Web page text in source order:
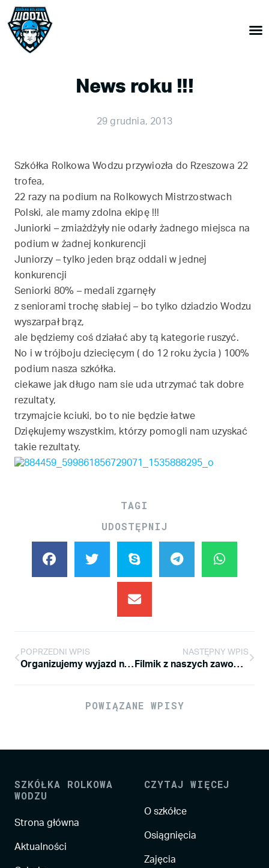
News roku !!!
29 grudnia, 2013
Szkółka Rolkowa Wodzu przywiozła do Rzeszowa 22
trofea,
22 razy na podium na Rolkowych Mistrzostwach
Polski, ale mamy zdolna ekipę !!!
Juniorki – zmiażdżyły nie odarły żadnego miejsca na
podium w żadnej konkurencji
Juniorzy – tylko jeden brąz oddali w jednej
konkurencji
Seniorki 80% – medali zgarnęły
z seniorami trochę słabiej – bo tylko dziadzio Wodzu
wyszarpał brąz,
ale będziemy coś działać aby tą kategorie ruszyć.
No i w trójboju dziecięcym ( do 12 roku życia ) 100%
podium nasza szkółka.
ciekawe jak długo nam sie uda utrzymać tak dobre
rezultaty,
trzymajcie kciuki, bo to nie będzie łatwe
Dziękujemy wszystkim, którzy pomogli nam uzyskać
takie rezultaty.
TAGI
UDOSTĘPNIJ
POPRZEDNI WPIS
Organizujemy wyjazd na Rolkowe Mistrzostwa Polski
NASTĘPNY WPIS
Filmik z naszych zawodów Rzeszów slalom Battle
POWIĄZANE WPISY
SZKÓŁKA ROLKOWA
WODZU
Strona główna
Aktualności
CZYTAJ WIĘCEJ
O szkółce
Osiągnięcia
Zajęcia